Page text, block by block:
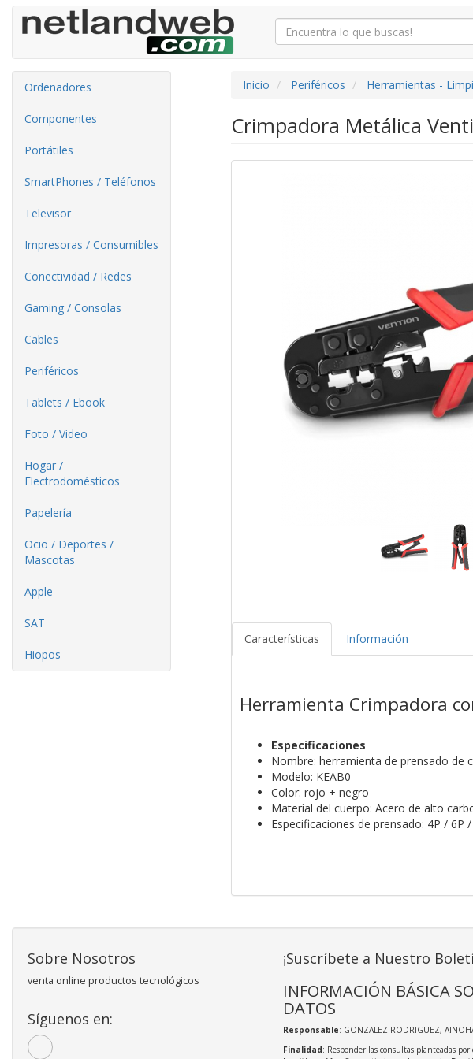
Ordenadores
Componentes
Portátiles
SmartPhones / Teléfonos
Televisor
Impresoras / Consumibles
Conectividad / Redes
Gaming / Consolas
Cables
Periféricos
Tablets / Ebook
Foto / Video
Hogar /
Electrodomésticos
Papelería
Ocio / Deportes /
Mascotas
Apple
SAT
Hiopos
Inicio Periféricos Herramientas -
Crimpadora Metálica
Características Información
Herramienta Crimpadora
Especificaciones
Nombre: herramienta de prensado de
Modelo: KEAB0
Color: rojo + negro
Material del cuerpo: Acero de alto
Especificaciones de prensado: 4P / 6P /
Sobre Nosotros
venta online productos tecnológicos
Síguenos en:
¡Suscríbete a Nuestro
INFORMACIÓN BÁSICA
DATOS
Responsable: GONZALEZ RODRIGUEZ,
Finalidad: Responder las consultas planteadas